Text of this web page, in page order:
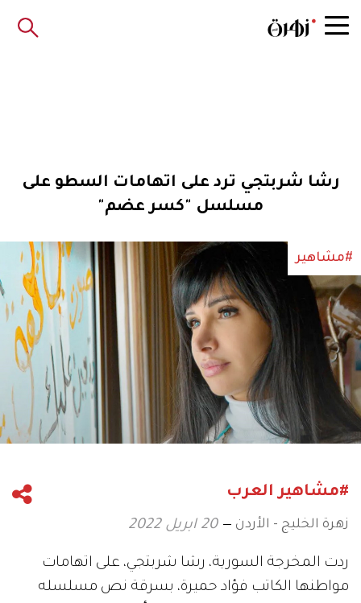
رشا شربتجي ترد على اتهامات السطو على
مسلسل "كسر عضم"
#مشاهير
#مشاهير العرب
زهرة الخليج - الأردن 20 ابريل 2022
ردت المخرجة السورية، رشا شربتجي، على اتهامات
مواطنها الكاتب فؤاد حميرة، بسرقة نص مسلسله